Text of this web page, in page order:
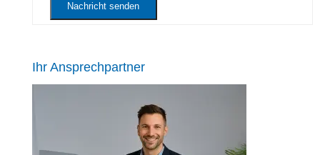
Ihr Ansprechpartner